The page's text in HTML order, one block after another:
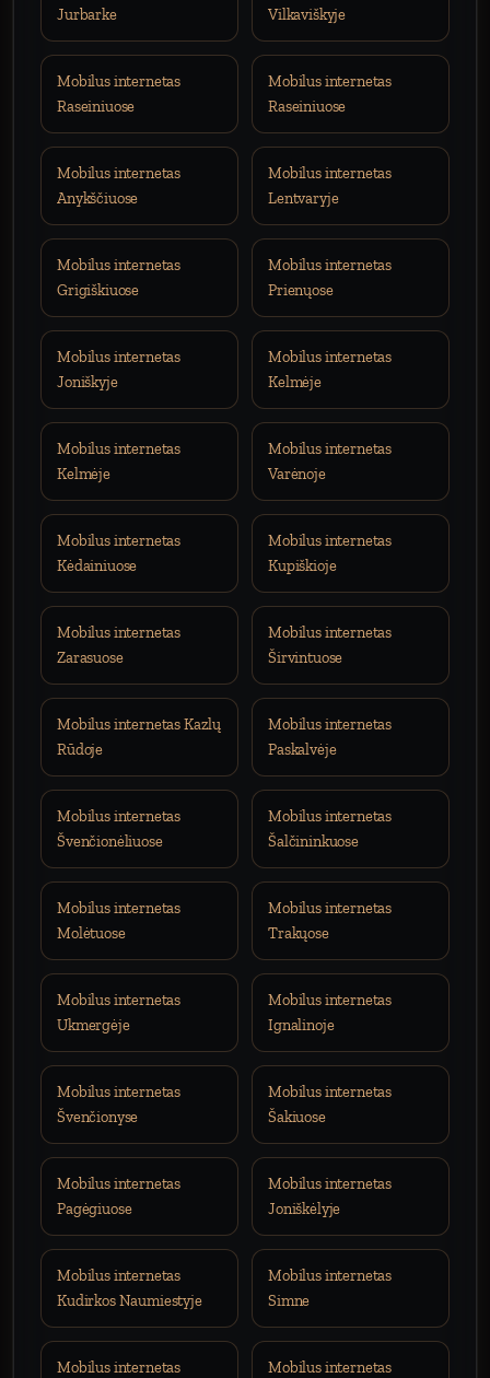
Jurbarke Vilkaviškyje
Mobilus internetas
Raseiniuose
Mobilus internetas
Raseiniuose
Mobilus internetas
Anykščiuose
Mobilus internetas
Lentvaryje
Mobilus internetas
Grigiškiuose
Mobilus internetas
Prienųose
Mobilus internetas
Joniškyje
Mobilus internetas
Kelmėje
Mobilus internetas
Kelmėje
Mobilus internetas
Varėnoje
Mobilus internetas
Kėdainiuose
Mobilus internetas
Kupiškioje
Mobilus internetas
Zarasuose
Mobilus internetas
Širvintuose
Mobilus internetas Kazlų
Rūdoje
Mobilus internetas
Paskalvėje
Mobilus internetas
Švenčionėliuose
Mobilus internetas
Šalčininkuose
Mobilus internetas
Molėtuose
Mobilus internetas
Trakųose
Mobilus internetas
Ukmergėje
Mobilus internetas
Ignalinoje
Mobilus internetas
Švenčionyse
Mobilus internetas
Šakiuose
Mobilus internetas
Pagėgiuose
Mobilus internetas
Joniškėlyje
Mobilus internetas
Kudirkos Naumiestyje
Mobilus internetas
Simne
Mobilus internetas
Mobilus internetas